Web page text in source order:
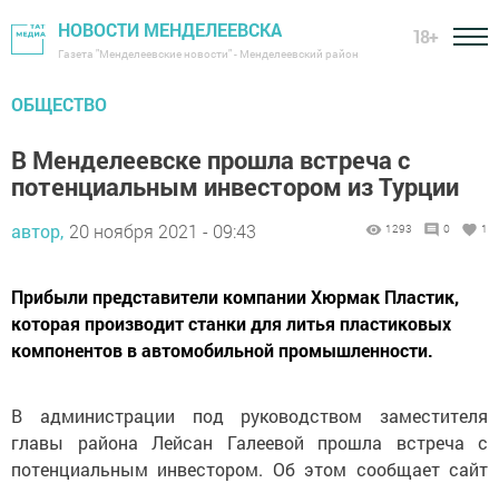
НОВОСТИ МЕНДЕЛЕЕВСКА
Газета "Менделеевские новости" - Менделеевский район
18+
ОБЩЕСТВО
В Менделеевске прошла встреча с
потенциальным инвестором из Турции
автор, 20 ноября 2021 - 09:43 1293 0 1
Прибыли представители компании Хюрмак Пластик,
которая производит станки для литья пластиковых
компонентов в автомобильной промышленности.
В администрации под руководством заместителя
главы района Лейсан Галеевой прошла встреча с
потенциальным инвестором. Об этом сообщает сайт